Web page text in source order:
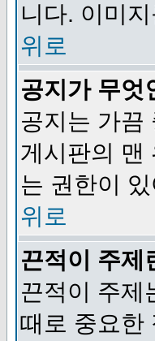
니다. 이미
위로
공지가 무엇
공지는 가끔
게시판의 맨
는 권한이
위로
끈적이 주제
끈적이 주제
때로 중요한